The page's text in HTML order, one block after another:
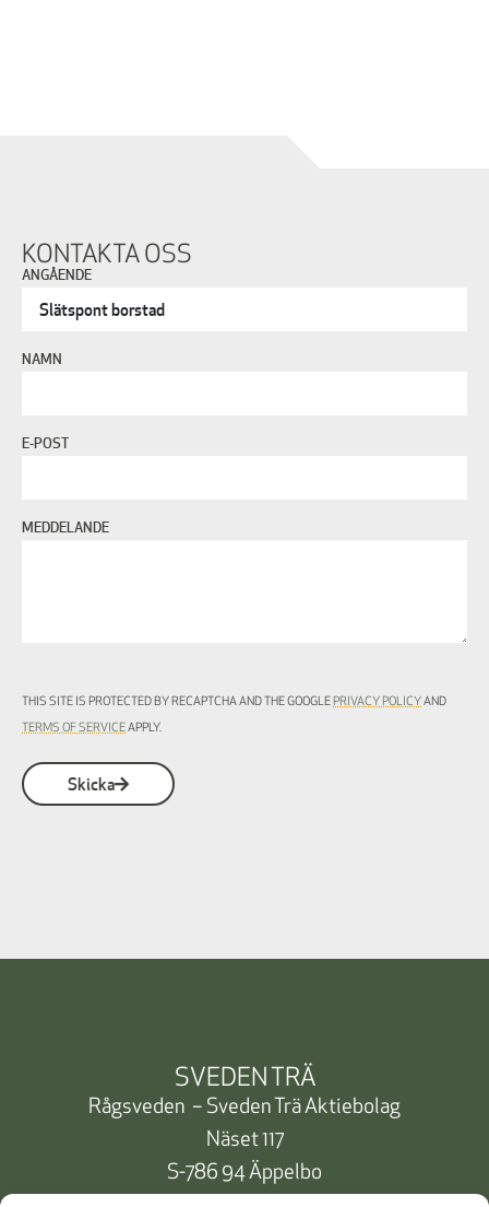
KONTAKTA OSS
ANGÅENDE
NAMN
E-POST
MEDDELANDE
THIS SITE IS PROTECTED BY RECAPTCHA AND THE GOOGLEPRIVACY POLICY AND
TERMS OF SERVICEAPPLY.
Skicka
SVEDEN TRÄ
Rågsveden – Sveden Trä Aktiebolag
Näset 117
S-786 94 Äppelbo